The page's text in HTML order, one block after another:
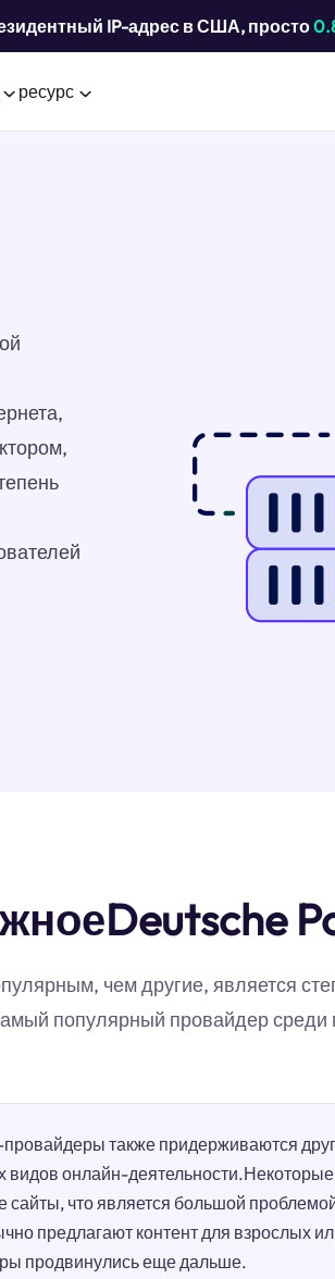
IP-адрес в США, просто
ресурс
чем другие, является
популярный провайдер среди
также придерживаются
видов онлайн-
сайты, что является большой
предлагают контент для взрослых
продвинулись еще дальше.